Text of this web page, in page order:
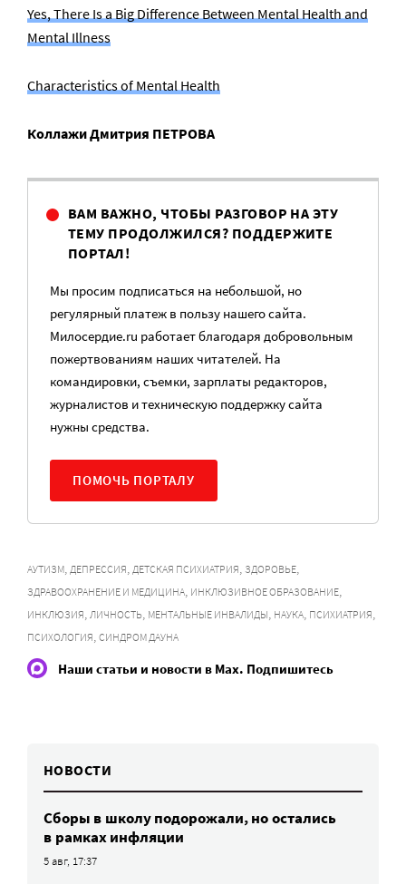
Yes, There Is a Big Difference Between Mental Health and
Mental Illness
Characteristics of Mental Health
Коллажи Дмитрия ПЕТРОВА
ВАМ ВАЖНО, ЧТОБЫ РАЗГОВОР НА ЭТУ
ТЕМУ ПРОДОЛЖИЛСЯ? ПОДДЕРЖИТЕ
ПОРТАЛ!
Мы просим подписаться на небольшой, но
регулярный платеж в пользу нашего сайта.
Милосердие.ru работает благодаря добровольным
пожертвованиям наших читателей. На
командировки, съемки, зарплаты редакторов,
журналистов и техническую поддержку сайта
нужны средства.
ПОМОЧЬ ПОРТАЛУ
АУТИЗМ, ДЕПРЕССИЯ, ДЕТСКАЯ ПСИХИАТРИЯ, ЗДОРОВЬЕ,
ЗДРАВООХРАНЕНИЕ И МЕДИЦИНА, ИНКЛЮЗИВНОЕ ОБРАЗОВАНИЕ,
ИНКЛЮЗИЯ, ЛИЧНОСТЬ, МЕНТАЛЬНЫЕ ИНВАЛИДЫ, НАУКА, ПСИХИАТРИЯ,
ПСИХОЛОГИЯ, СИНДРОМ ДАУНА
Наши статьи и новости в Max. Подпишитесь
НОВОСТИ
Сборы в школу подорожали, но остались
в рамках инфляции
5 авг, 17:37